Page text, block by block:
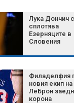
Лука Дончич
сплотява
Езерняците в
Словения
Филаделфия
новия екип на
ЛеБрон
корона